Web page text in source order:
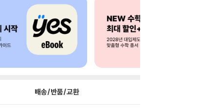
배송/반품/교환